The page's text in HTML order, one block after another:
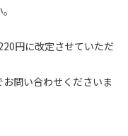
円に改定させていただ
問い合わせくださいま